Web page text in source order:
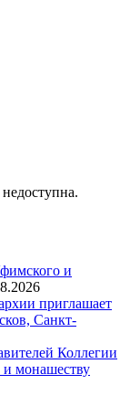
и
приглашает
Санкт-
Коллегии
и монашеству